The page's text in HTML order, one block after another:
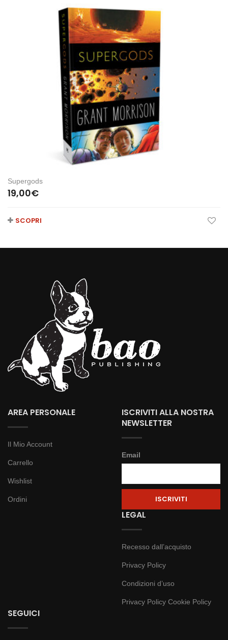
Supergods
19,00€
SCOPRI
AREA PERSONALE
Il Mio Account
Carrello
Wishlist
Ordini
ISCRIVITI ALLA NOSTRA
NEWSLETTER
Email
LEGAL
Recesso dall’acquisto
Privacy Policy
Condizioni d’uso
Privacy Policy Cookie Policy
SEGUICI